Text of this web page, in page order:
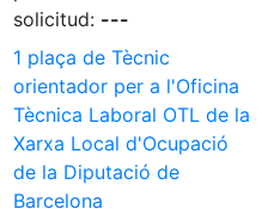
solicitud: ---
1 plaça de Tècnic
orientador per a l'Oficina
Tècnica Laboral OTL de la
Xarxa Local d'Ocupació
de la Diputació de
Barcelona